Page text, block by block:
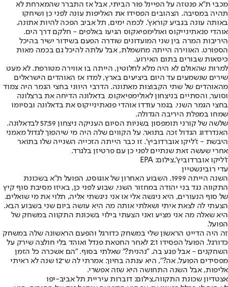
מכבי ת"א פנטזה על הפיינל פור הביתי, אבל אז התברר שהמארחת לא
תהיה במסיבה. הצהובים הפסידו את האליפות עונה לפני כן ושיחקו
באותה עונה בגביע קוראץ'. לכמה ימים, תל אביב הפכה להיות אתונה.
אוהדי פנאתינייקוס ואולימפיאקוס הגיעו באלפים - חלקם דרך הים.
היריבות המרה בין שני המועדונים שודרה הפעם בשידור ישיר בהיכל
הספורט. האווירה הייתה מחשמלת, אבל עלתה להיכל גם בכמה מאות
כיסאות שבורים בתום האירוע.
למרות שהאולם לא היה מלא לחלוטין, הייתה בו אווירה מטורפת. לא מעט
שירים שנשמעים עד היום ביציעים בארץ, למדו אז האוהדים הישראלים
מהאוהדים של שתי הקבוצות מאתונה. הדרבי היווני בחצי הגמר היה צמוד
וסוער, והסתיים בניצחון לאולימפיאקוס. בדאלונה הדיחה את ברצלונה
בחצי הגמר השני. בגמר עודדו אוהדי פנאתינייקוס את בדאלונה ובסיומו
שמחו במפלת היריבה הגדולה.
שלשה של קורני תומפסון בשניות הסיום העניקה ניצחון 57:59 לבדאלונה.
האנדרדוג הגדול זכה בתואר. על הקווים שלה היה מי שיהפוך לגדול מאמני
היבשת - ז'ליקו אוברדוביץ'. זו כבר הייתה הזכייה השנייה שלו בתואר
אחרי שעשה זאת שנתיים לפני כן עם פרטיזן בלגרד.
ז'ליקו אוברדוביץ',צילום: EPA
עדי רובינשטיין
השנה הייתה 1999. השבוע האחרון של אוגוסט, הפועל ת"א בשכונת
התקווה נגד בני יהודה במחזור השני. שבוע לפני כן, באיזו מסיבת סוף קיץ
של סוף הנעורים, היא ניגשה אלי או אני ניגשתי אליה, תלוי את מי שואלים.
הצעתי לה לצאת איתי ושאלתי אותה מה היא עושה ביום שני בשבוע הבא.
היא שאלה מה אני מציע ואני הצעתי בילוי בשכונת התקווה במשחק של
הפועל.
זה היה הדייט הראשון שלי במשחק כדורגל והפעם הראשונה שלה במשחק
כדורגל. הפועל הפסידו 2:1 לאחר החטאת פנדל ואוהד בלי חולצה שירק על
השחקנים - אבל פגע בה. "נהנית?" שאלתי בסוף. "הם אשכרה כל הזמן
מפסידים הפועל, אה?", היא ענתה בחיוך. אמרתי לה ש־12 שנה לא ראיתי
אליפות, אבל השנה התחושה היא שזה אפשרי.
אצטדיון שכונת התקווה,צילום: דוברות עיריית תל אביב-יפו